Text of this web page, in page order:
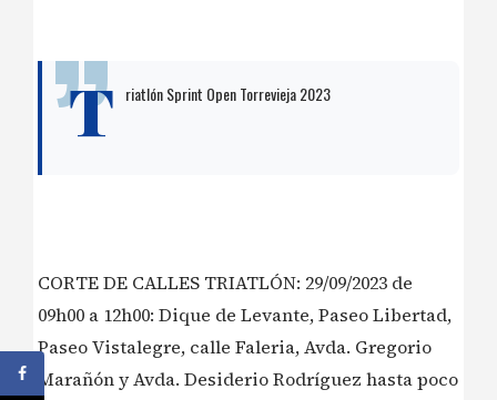
T riatlón Sprint Open Torrevieja 2023
CORTE DE CALLES TRIATLÓN: 29/09/2023 de
09h00 a 12h00: Dique de Levante, Paseo Libertad,
Paseo Vistalegre, calle Faleria, Avda. Gregorio
Marañón y Avda. Desiderio Rodríguez hasta poco